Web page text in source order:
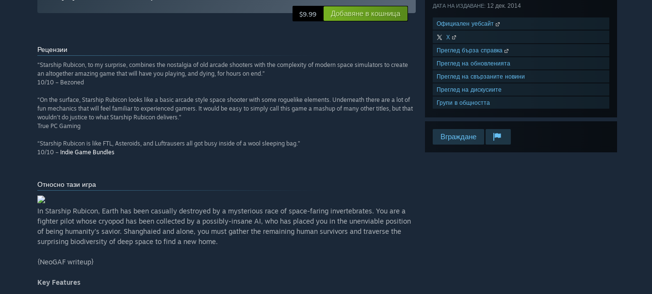
ДАТА НА ИЗДАВАНЕ: 12 дек. 2014
Официален уебсайт
X
Преглед бърза справка
Преглед на обновленията
Преглед на свързаните новини
Преглед на дискусиите
Групи в общността
Вграждане
$9.99 Добавяне в кошница
Рецензии
“Starship Rubicon, to my surprise, combines the nostalgia of old arcade shooters with the complexity of modern space simulators to create
an altogether amazing game that will have you playing, and dying, for hours on end.”
10/10 – Bezoned
“On the surface, Starship Rubicon looks like a basic arcade style space shooter with some roguelike elements. Underneath there are a lot of
fun mechanics that will feel familiar to experienced gamers. It would be easy to simply call this game a mashup of many other titles, but that
wouldn’t do justice to what Starship Rubicon delivers.”
True PC Gaming
“Starship Rubicon is like FTL, Asteroids, and Luftrausers all got busy inside of a wool sleeping bag.”
10/10 – Indie Game Bundles
Относно тази игра
In Starship Rubicon, Earth has been casually destroyed by a mysterious race of space-faring invertebrates. You are a
fighter pilot whose cryopod has been collected by a possibly-insane AI, who has placed you in the unenviable position
of being humanity’s savior. Shanghaied and alone, you must gather the remaining human survivors and traverse the
surprising biodiversity of deep space to find a new home.
{NeoGAF writeup}
Key Features